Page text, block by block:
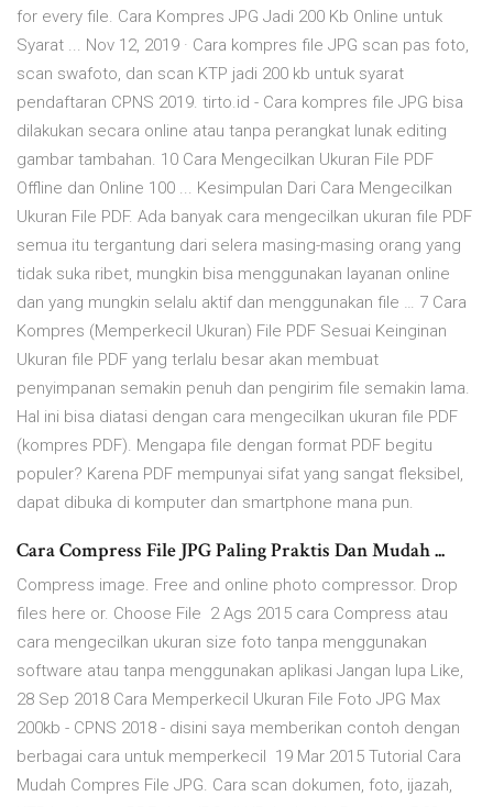
for every file. Cara Kompres JPG Jadi 200 Kb Online untuk
Syarat ... Nov 12, 2019 · Cara kompres file JPG scan pas foto,
scan swafoto, dan scan KTP jadi 200 kb untuk syarat
pendaftaran CPNS 2019. tirto.id - Cara kompres file JPG bisa
dilakukan secara online atau tanpa perangkat lunak editing
gambar tambahan. 10 Cara Mengecilkan Ukuran File PDF
Offline dan Online 100 ... Kesimpulan Dari Cara Mengecilkan
Ukuran File PDF. Ada banyak cara mengecilkan ukuran file PDF
semua itu tergantung dari selera masing-masing orang yang
tidak suka ribet, mungkin bisa menggunakan layanan online
dan yang mungkin selalu aktif dan menggunakan file … 7 Cara
Kompres (Memperkecil Ukuran) File PDF Sesuai Keinginan
Ukuran file PDF yang terlalu besar akan membuat
penyimpanan semakin penuh dan pengirim file semakin lama.
Hal ini bisa diatasi dengan cara mengecilkan ukuran file PDF
(kompres PDF). Mengapa file dengan format PDF begitu
populer? Karena PDF mempunyai sifat yang sangat fleksibel,
dapat dibuka di komputer dan smartphone mana pun.
Cara Compress File JPG Paling Praktis Dan Mudah ...
Compress image. Free and online photo compressor. Drop
files here or. Choose File 2 Ags 2015 cara Compress atau
cara mengecilkan ukuran size foto tanpa menggunakan
software atau tanpa menggunakan aplikasi Jangan lupa Like,
28 Sep 2018 Cara Memperkecil Ukuran File Foto JPG Max
200kb - CPNS 2018 - disini saya memberikan contoh dengan
berbagai cara untuk memperkecil 19 Mar 2015 Tutorial Cara
Mudah Compres File JPG. Cara scan dokumen, foto, ijazah,